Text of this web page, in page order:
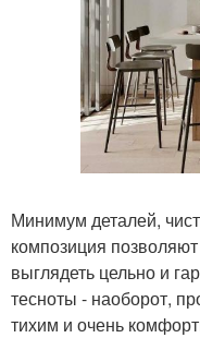
Минимум деталей,
композиция
выглядеть цельно и
тесноты - наоборот,
тихим и очень